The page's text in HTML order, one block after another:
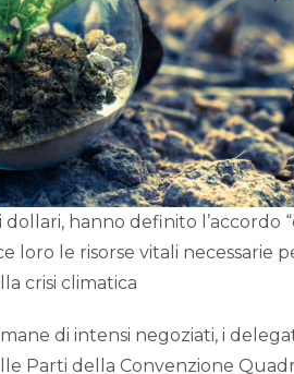
dollari, hanno definito l’accordo
loro le risorse vitali necessarie
crisi climatica
di intensi negoziati, i
Parti della Convenzione